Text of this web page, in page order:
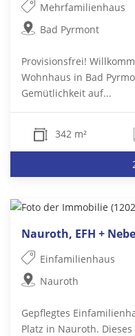
Mehrfamilienhaus
Bad Pyrmont
Provisionsfrei!
Wohnhaus in Bad
Gemütlichkeit auf...
342 m²
Nauroth, EFH +
Einfamilienhaus
Nauroth
Gepflegtes
Platz in Nauroth.